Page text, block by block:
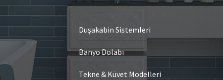
Duşakabin Sistemleri
Banyo Dolabı
Tekne & Küvet Modelleri